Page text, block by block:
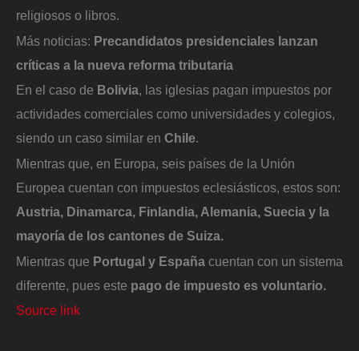
religiosos o libros.
Más noticias: Precandidatos presidenciales lanzan
críticas a la nueva reforma tributaria
En el caso de Bolivia, las iglesias pagan impuestos por
actividades comerciales como universidades y colegios,
siendo un caso similar en Chile.
Mientras que, en Europa, seis países de la Unión
Europea cuentan con impuestos eclesiásticos, estos son:
Austria, Dinamarca, Finlandia, Alemania, Suecia y la
mayoría de los cantones de Suiza.
Mientras que Portugal y España cuentan con un sistema
diferente, pues este pago de impuesto es voluntario.
Source link